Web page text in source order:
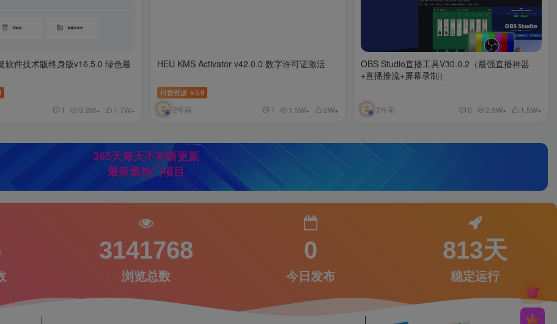
软件技术版终身版v16.5.0 绿色最
1 3.2W+ 1.7W+
HEU KMS Activator v42.0.0 数字许可证激活
付费资源 ￥5.9
2年前 1 1.3W+ 2W+
OBS Studio直播工具V30.0.2（最强直播神器
+直播推流+屏幕录制）
2年前 0 2.9W+ 1.5W+
365天每天不间断更新
最新最热门项目
3141768
浏览总数
0
今日发布
813天
稳定运行